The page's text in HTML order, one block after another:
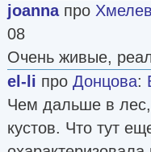
joannaпро
08
Очень живые,
el-li про Донцова:
Чем дальше в лес,
кустов. Что тут